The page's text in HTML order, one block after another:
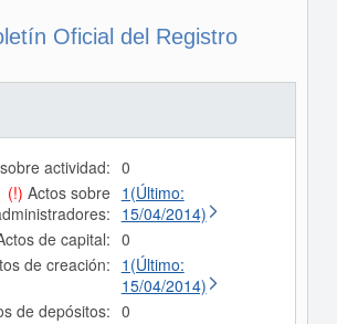
Oficial del Registro
actividad: 0
(!) Actos sobre 1(Último:
15/04/2014)
de capital: 0
de creación: 1(Último:
15/04/2014)
de depósitos: 0